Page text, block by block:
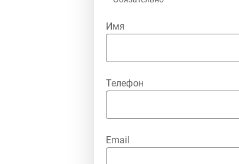
Имя
Телефон
Email